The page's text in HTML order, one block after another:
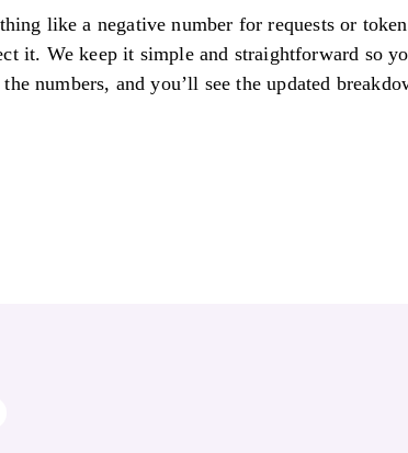
like a negative number for requests or
it. We keep it simple and straightforward so
numbers, and you’ll see the updated